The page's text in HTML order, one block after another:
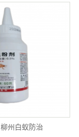
柳州白蚁防治